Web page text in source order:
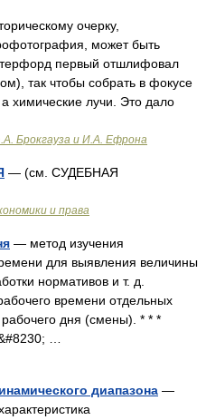
очерку,
может быть
первый отшлифовал
так чтобы собрать в фокусе
химические лучи. Это дало
Брокгауза и И.А. Ефрона
— (см. СУДЕБНАЯ
и права
— метод изучения
для выявления величины
нормативов и т. д.
времени отдельных
дня (смены). * * *
…
диапазона —